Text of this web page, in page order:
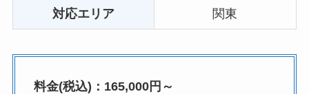
対応エリア 関東
料金(税込)：165,000円～